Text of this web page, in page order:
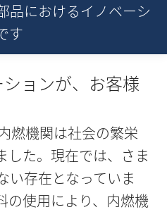
品におけるイノベーシ
す
ョンが、お客様
燃機関は社会の繁栄
した。現在では、さま
い存在となっていま
の使用により、内燃機